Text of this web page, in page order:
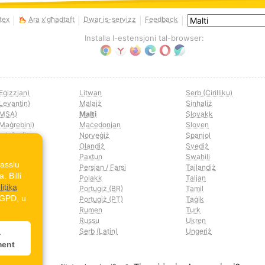
Ara x'għadtaft Dwar is-servizz Feedback
Installa l-estensjoni tal-browser:
Golf)
Litwan
Malajż
Malti
Maċedonjan
Norveġiż
Olandiż
Paxtun
Persjan / Farsi
Polakk
Portugiż (BR)
Portugiż (PT)
Rumen
Russu
Serb (Latin)
Serb (Ċirilliku)
Sinhaliż
Slovakk
Sloven
Spanjol
Svediż
Swahili
Tajlandiż
Taljan
Tamil
Taġik
Turk
Ukren
Ungeriż
Billi
u